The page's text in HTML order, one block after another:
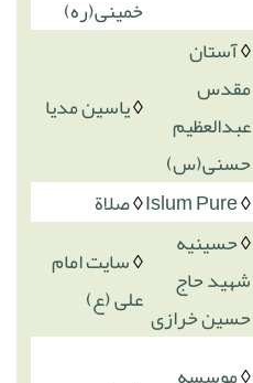
خمینی(ره)
◊آستان
مقدس
عبدالعظیم
حسنی(س)
◊یاسین مدیا
◊
Islum Pure
◊صلاة
◊حسینیه
شهید حاج
حسین خرازی
◊سایت امام
علی (ع)